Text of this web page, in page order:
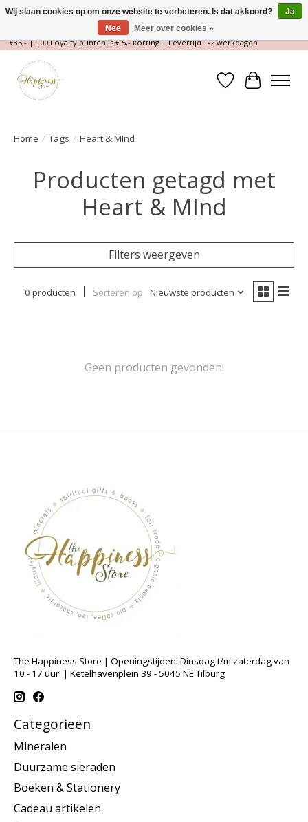
Magische Conceptstore, Edelstenen & Spirituele winkel | Gratis verzending >
€35,- | 100 Loyalty punten is € 5,- korting | Levertijd 1-2 werkdagen
Verlanglijst
Home / Tags / Heart & MInd
Producten getagd met
Heart & MInd
Filters weergeven
0 producten Sorteren op Nieuwste producten
Geen producten gevonden!
The Happiness Store | Openingstijden: Dinsdag t/m zaterdag van
10 - 17 uur! | Ketelhavenplein 39 - 5045 NE Tilburg
Categorieën
Mineralen
Duurzame sieraden
Boeken & Stationery
Cadeau artikelen
Wij slaan cookies op om onze website te verbeteren. Is dat akkoord?
Ja
Nee
Meer over cookies »